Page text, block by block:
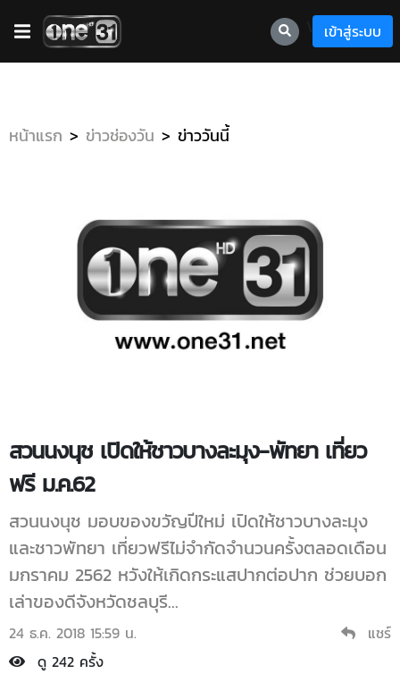
เข้าสู่ระบบ
หน้าแรก ข่าวช่องวัน ข่าววันนี้
สวนนงนุช เปิดให้ชาวบางละมุง-พัทยา เที่ยว
ฟรี ม.ค.62
สวนนงนุช มอบของขวัญปีใหม่ เปิดให้ชาวบางละมุง
และชาวพัทยา เที่ยวฟรีไม่จำกัดจำนวนครั้งตลอดเดือน
มกราคม 2562 หวังให้เกิดกระแสปากต่อปาก ช่วยบอก
เล่าของดีจังหวัดชลบุรี...
24 ธ.ค. 2018 15:59 น.
แชร์
ดู 242 ครั้ง